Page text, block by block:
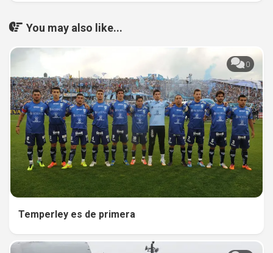
You may also like...
0
Temperley es de primera